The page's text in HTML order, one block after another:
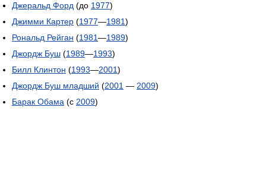
Джеральд Форд (до 1977)
Джимми Картер (1977—1981)
Рональд Рейган (1981—1989)
Джордж Буш (1989—1993)
Билл Клинтон (1993—2001)
Джордж Буш младший (2001 — 2009)
Барак Обама (с 2009)